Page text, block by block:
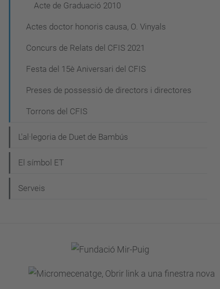
Acte de Graduació 2010
Actes doctor honoris causa, O. Vinyals
Concurs de Relats del CFIS 2021
Festa del 15è Aniversari del CFIS
Preses de possessió de directors i directores
Torrons del CFIS
L'al·legoria de Duet de Bambús
El símbol ET
Serveis